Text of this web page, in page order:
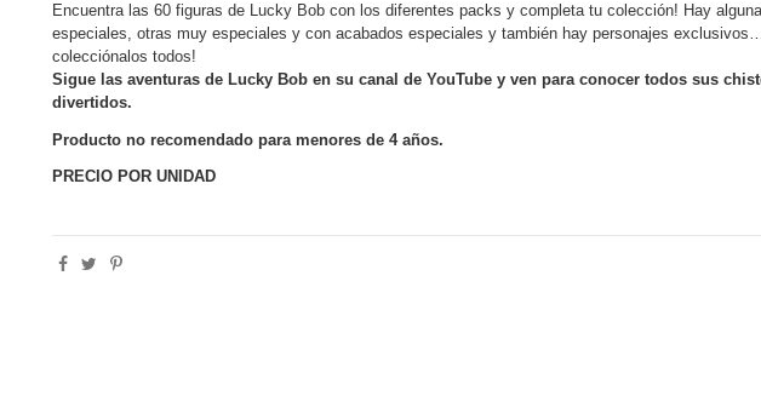
Encuentra las 60 figuras de Lucky Bob con los diferentes packs y completa tu colección! Hay
especiales, otras muy especiales y con acabados especiales y también hay personajes
colecciónalos todos!
Sigue las aventuras de Lucky Bob en su canal de YouTube y ven para conocer todos sus
divertidos.
Producto no recomendado para menores de 4 años.
PRECIO POR UNIDAD